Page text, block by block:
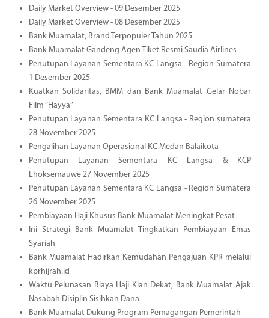
Daily Market Overview - 09 Desember 2025
Daily Market Overview - 08 Desember 2025
Bank Muamalat, Brand Terpopuler Tahun 2025
Bank Muamalat Gandeng Agen Tiket Resmi Saudia Airlines
Penutupan Layanan Sementara KC Langsa - Region Sumatera
1 Desember 2025
Kuatkan Solidaritas, BMM dan Bank Muamalat Gelar Nobar
Film “Hayya”
Penutupan Layanan Sementara KC Langsa - Region sumatera
28 November 2025
Pengalihan Layanan Operasional KC Medan Balaikota
Penutupan Layanan Sementara KC Langsa & KCP
Lhoksemauwe 27 November 2025
Penutupan Layanan Sementara KC Langsa - Region Sumatera
26 November 2025
Pembiayaan Haji Khusus Bank Muamalat Meningkat Pesat
Ini Strategi Bank Muamalat Tingkatkan Pembiayaan Emas
Syariah
Bank Muamalat Hadirkan Kemudahan Pengajuan KPR melalui
kprhijrah.id
Waktu Pelunasan Biaya Haji Kian Dekat, Bank Muamalat Ajak
Nasabah Disiplin Sisihkan Dana
Bank Muamalat Dukung Program Pemagangan Pemerintah